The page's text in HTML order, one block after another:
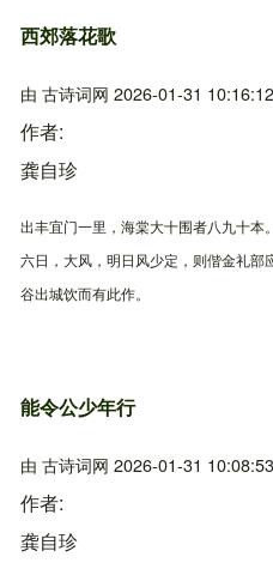
西郊落花歌
由 古诗词网 2026-01-31 10:16:12
作者
龚自珍
出丰宜门一里，海棠大十围者八九十
六日，大风，明日风少定，则偕金礼部
谷出城饮而有此作。
能令公少年行
由 古诗词网 2026-01-31 10:08:53
作者
龚自珍